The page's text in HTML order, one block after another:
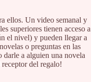
ellos. Un video semanal y
superiores tienen acceso a
el nivel) y pueden llegar a
o preguntas en las
darle a alguien una novela
del regalo!